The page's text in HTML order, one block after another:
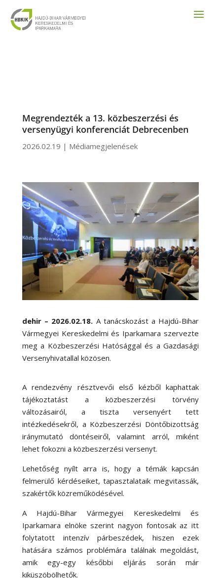
Megrendezték a 13. közbeszerzési és
versenyügyi konferenciát Debrecenben
2026.02.19 | Médiamegjelenések
dehir – 2026.02.18. A tanácskozást a Hajdú-Bihar
Vármegyei Kereskedelmi és Iparkamara szervezte
meg a Közbeszerzési Hatósággal és a Gazdasági
Versenyhivatallal közösen.
A rendezvény résztvevői első kézből kaphattak
tájékoztatást a közbeszerzési törvény
változásairól, a tiszta versenyért tett
intézkedésekről, a Közbeszerzési Döntőbizottság
iránymutató döntéseiről, valamint arról, miként
lehet fokozni a közbeszerzési versenyt.
Lehetőség nyílt arra is, hogy a témák kapcsán
felmerülő kérdéseiket, tapasztalataik megvitassák,
szakértők közreműködésével.
A Hajdú-Bihar Vármegyei Kereskedelmi és
Iparkamara elnöke szerint nagyon fontosak az itt
folytatott intenzív párbeszédek, hiszen ezek
hatására számos problémára találnak megoldást,
amik egy-egy későbbi eljárás során már
kiküszöbölhetők.